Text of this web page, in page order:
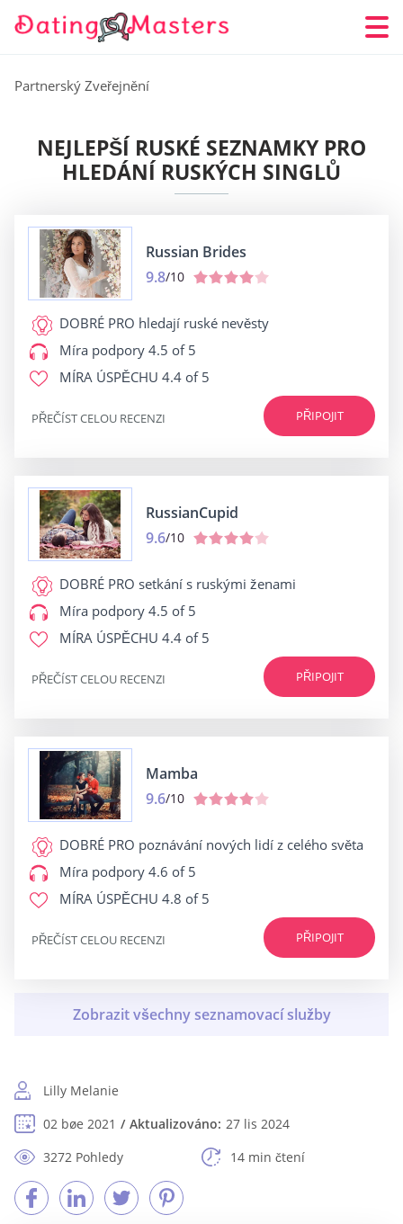
Partnerský Zveřejnění
NEJLEPŠÍ RUSKÉ SEZNAMKY PRO
HLEDÁNÍ RUSKÝCH SINGLŮ
Russian Brides
9.8/10
DOBRÉ PRO hledají ruské nevěsty
Míra podpory 4.5 of 5
MÍRA ÚSPĚCHU 4.4 of 5
PŘIPOJIT
PŘEČÍST CELOU RECENZI
RussianCupid
9.6/10
DOBRÉ PRO setkání s ruskými ženami
Míra podpory 4.5 of 5
MÍRA ÚSPĚCHU 4.4 of 5
PŘIPOJIT
PŘEČÍST CELOU RECENZI
Mamba
9.6/10
DOBRÉ PRO poznávání nových lidí z celého světa
Míra podpory 4.6 of 5
MÍRA ÚSPĚCHU 4.8 of 5
PŘIPOJIT
PŘEČÍST CELOU RECENZI
Lilly Melanie
02 bøe 2021
Aktualizováno: 27 lis 2024
3272 Pohledy
14 min čtení